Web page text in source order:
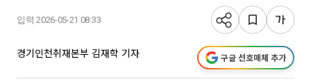
입력 2026-05-21 08:33
경기인천취재본부 김재학 기자 구글 선호매체 추가